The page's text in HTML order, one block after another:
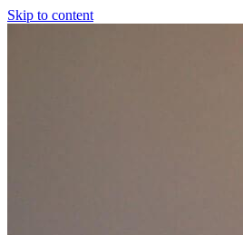
Skip to content